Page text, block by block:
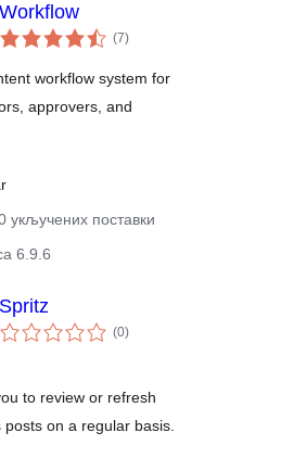
Workflow
(7укупних
оцена
)
workflow system for
approvers, and
поставки
6.9.6
Spritz
(0укупних
оцена
)
to review or refresh
on a regular basis.